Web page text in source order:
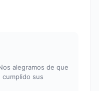
alegramos de que
sus